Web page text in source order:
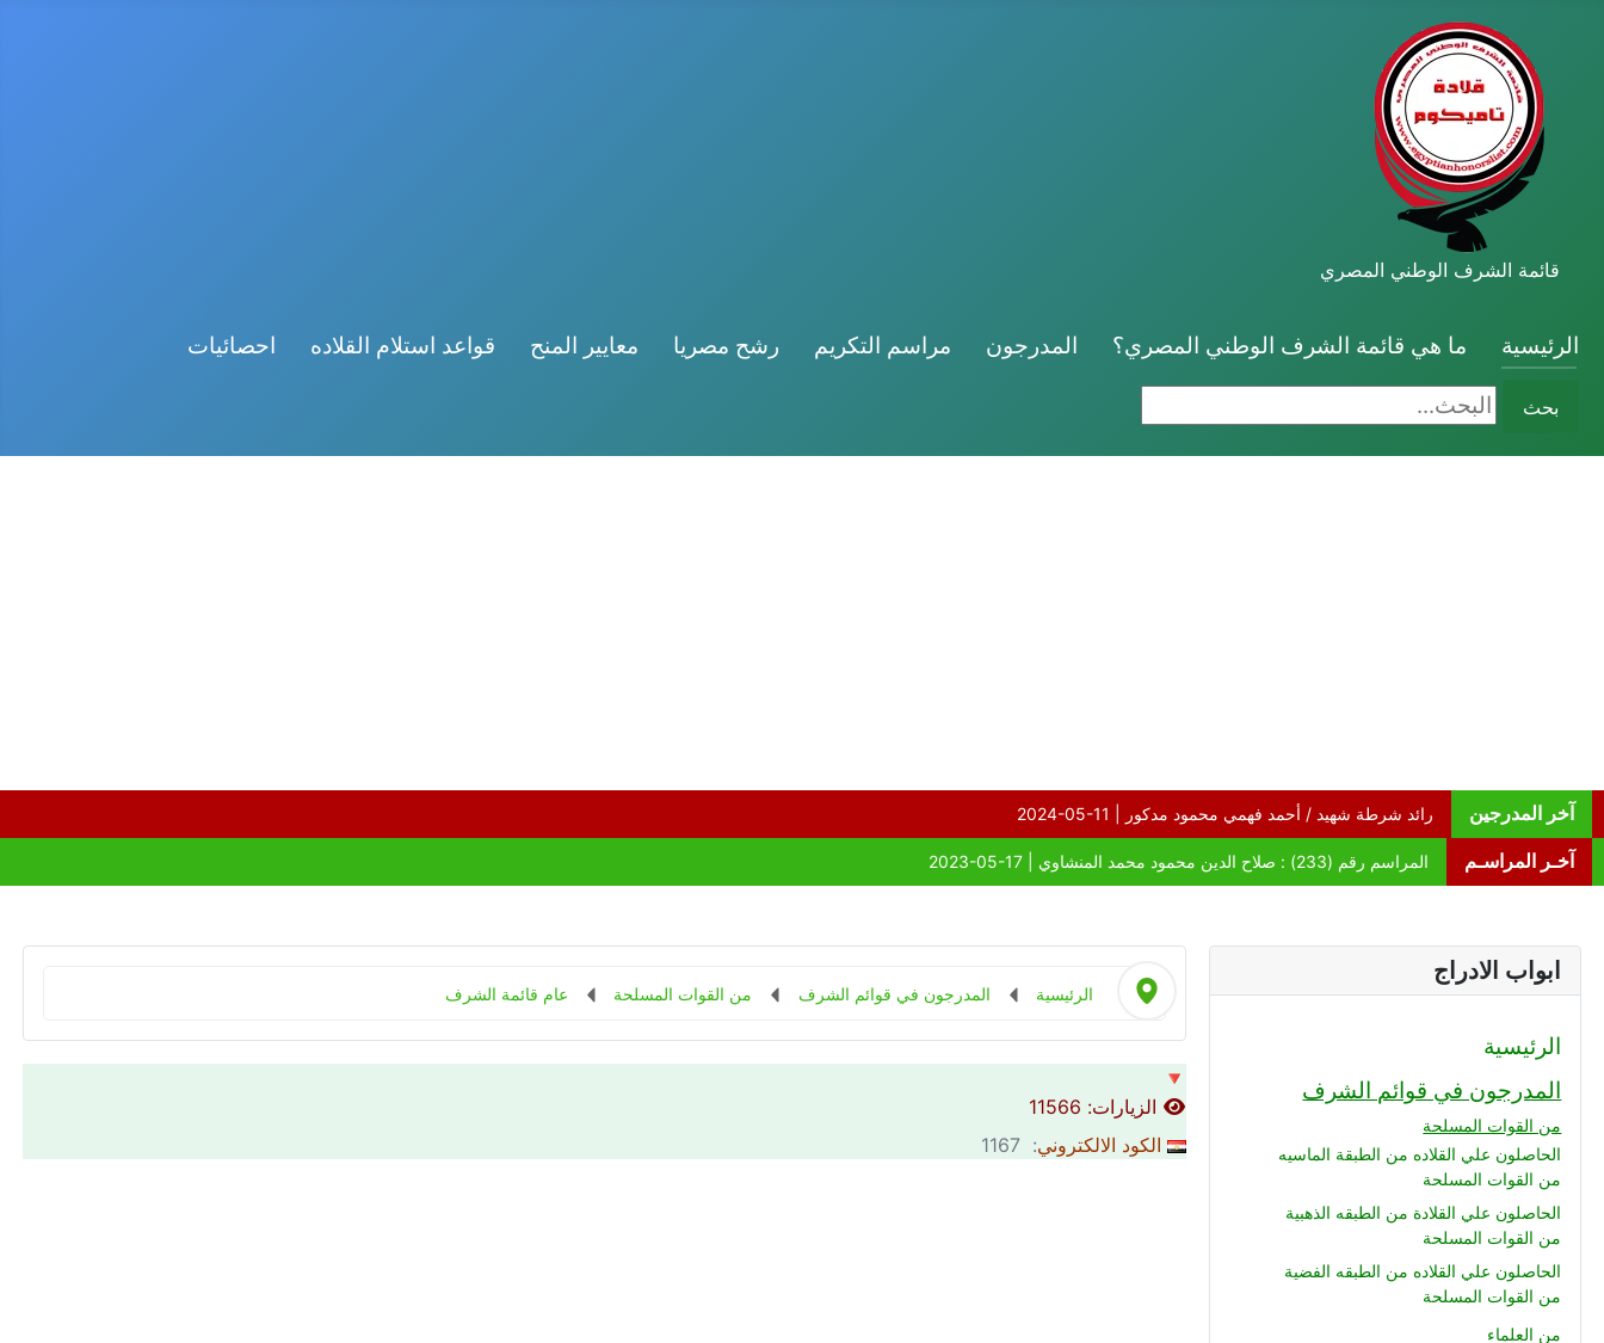
قائمة الشرف الوطني المصري
الرئيسية ما هي قائمة الشرف الوطني المصري؟ المدرجون مراسم التكريم رشح مصريا معايير المنح قواعد استلام القلاده احصائيات
بحث البحث...
آخر المدرجين
آخـر المراسـم
ابواب الادراج
الرئيسية
المدرجون في قوائم الشرف
من القوات المسلحة
الحاصلون علي القلاده من الطبقة الماسيه
من القوات المسلحة
الحاصلون علي القلادة من الطبقه الذهبية
من القوات المسلحة
الحاصلون علي القلاده من الطبقه الفضية
من القوات المسلحة
من العلماء
الرئيسية المدرجون في قوائم الشرف من القوات المسلحة عام قائمة الشرف
🔻
الزيارات: 11566
الكود الالكتروني: 1167